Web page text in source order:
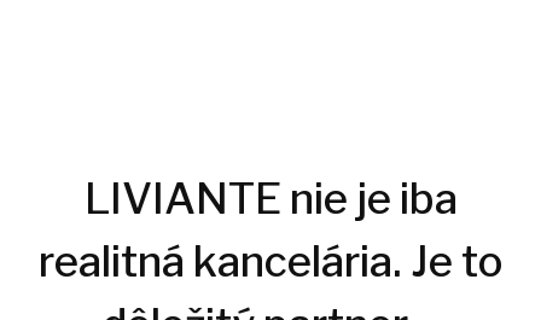
LIVIANTE nie je iba
realitná kancelária. Je to